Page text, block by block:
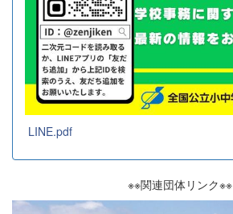
LINE.pdf
※※関連団体リンク※※